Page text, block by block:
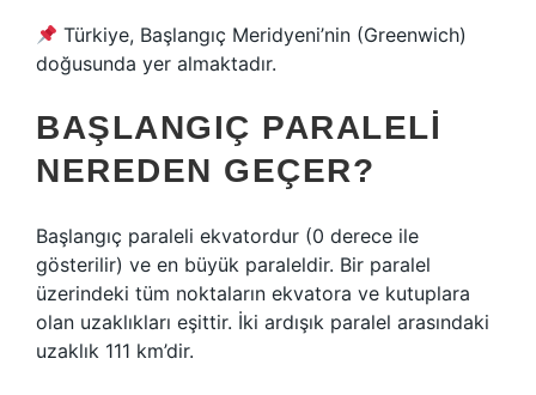
Türkiye, Başlangıç ​​Meridyeni’nin (Greenwich)
doğusunda yer almaktadır.
BAŞLANGIÇ PARALELI
NEREDEN GEÇER?
Başlangıç ​​paraleli ekvatordur (0 derece ile
gösterilir) ve en büyük paraleldir. Bir paralel
üzerindeki tüm noktaların ekvatora ve kutuplara
olan uzaklıkları eşittir. İki ardışık paralel arasındaki
uzaklık 111 km’dir.